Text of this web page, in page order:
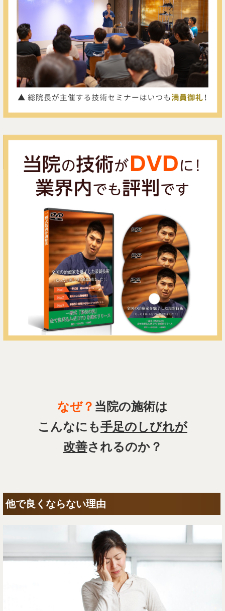
なぜ？ 当院の施術は
こんなにも手足のしびれが
改善されるのか？
他で良くならない理由